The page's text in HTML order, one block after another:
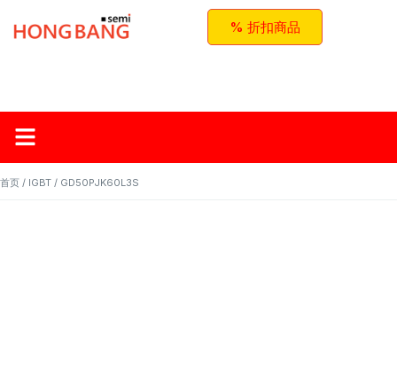
% 折扣商品
首页 / IGBT / GD50PJK60L3S